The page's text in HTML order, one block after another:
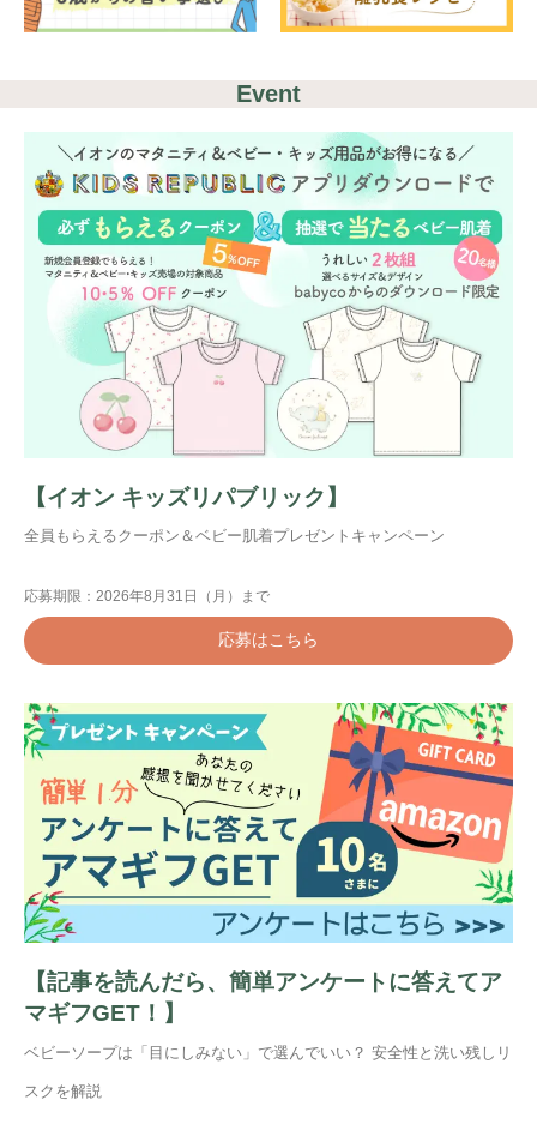
Event
【イオン キッズリパブリック】
全員もらえるクーポン＆ベビー肌着プレゼントキャンペーン
応募期限：2026年8月31日（月）まで
応募はこちら
【記事を読んだら、簡単アンケートに答えてア
マギフGET！】
ベビーソープは「目にしみない」で選んでいい？ 安全性と洗い残しリ
スクを解説